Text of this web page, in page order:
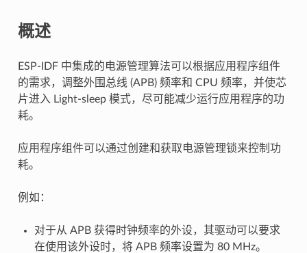
概述
ESP-IDF 中集成的电源管理算法可以根据应用程序组件
的需求，调整外围总线 (APB) 频率和 CPU 频率，并使芯
片进入 Light-sleep 模式，尽可能减少运行应用程序的功
耗。
应用程序组件可以通过创建和获取电源管理锁来控制功
耗。
例如：
对于从 APB 获得时钟频率的外设，其驱动可以要求
在使用该外设时，将 APB 频率设置为 80 MHz。